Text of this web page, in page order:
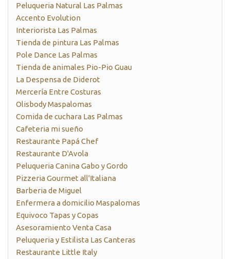
Peluqueria Natural Las Palmas
Accento Evolution
Interiorista Las Palmas
Tienda de pintura Las Palmas
Pole Dance Las Palmas
Tienda de animales Pio-Pio Guau
La Despensa de Diderot
Mercería Entre Costuras
Olisbody Maspalomas
Comida de cuchara Las Palmas
Cafeteria mi sueño
Restaurante Papá Chef
Restaurante D'Avola
Peluqueria Canina Gabo y Gordo
Pizzeria Gourmet all'Italiana
Barberia de Miguel
Enfermera a domicilio Maspalomas
Equivoco Tapas y Copas
Asesoramiento Venta Casa
Peluqueria y Estilista Las Canteras
Restaurante Little Italy